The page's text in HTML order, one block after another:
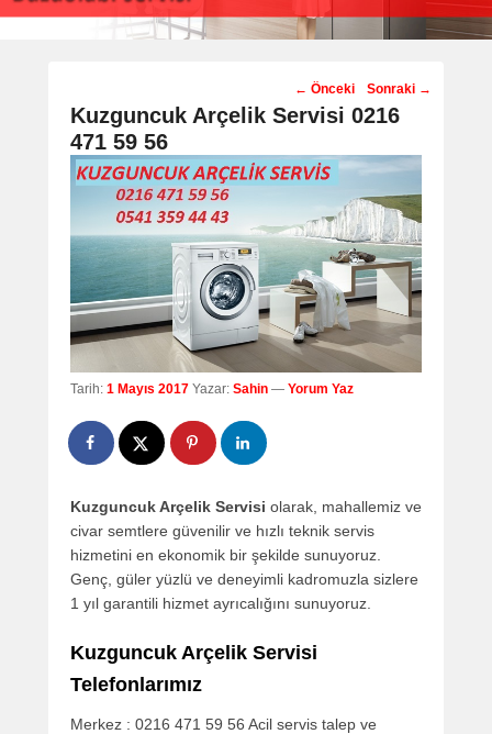
Post
navigation
← Önceki Sonraki →
Kuzguncuk Arçelik Servisi 0216
471 59 56
Tarih: 1 Mayıs 2017 Yazar: Sahin — Yorum Yaz
Kuzguncuk Arçelik Servisi olarak, mahallemiz ve
civar semtlere güvenilir ve hızlı teknik servis
hizmetini en ekonomik bir şekilde sunuyoruz.
Genç, güler yüzlü ve deneyimli kadromuzla sizlere
1 yıl garantili hizmet ayrıcalığını sunuyoruz.
Kuzguncuk Arçelik Servisi
Telefonlarımız
Merkez : 0216 471 59 56 Acil servis talep ve